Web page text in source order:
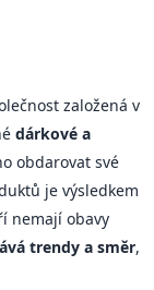
založená v
dárkové a
obdarovat své
je výsledkem
nemají obavy
trendy a směr,